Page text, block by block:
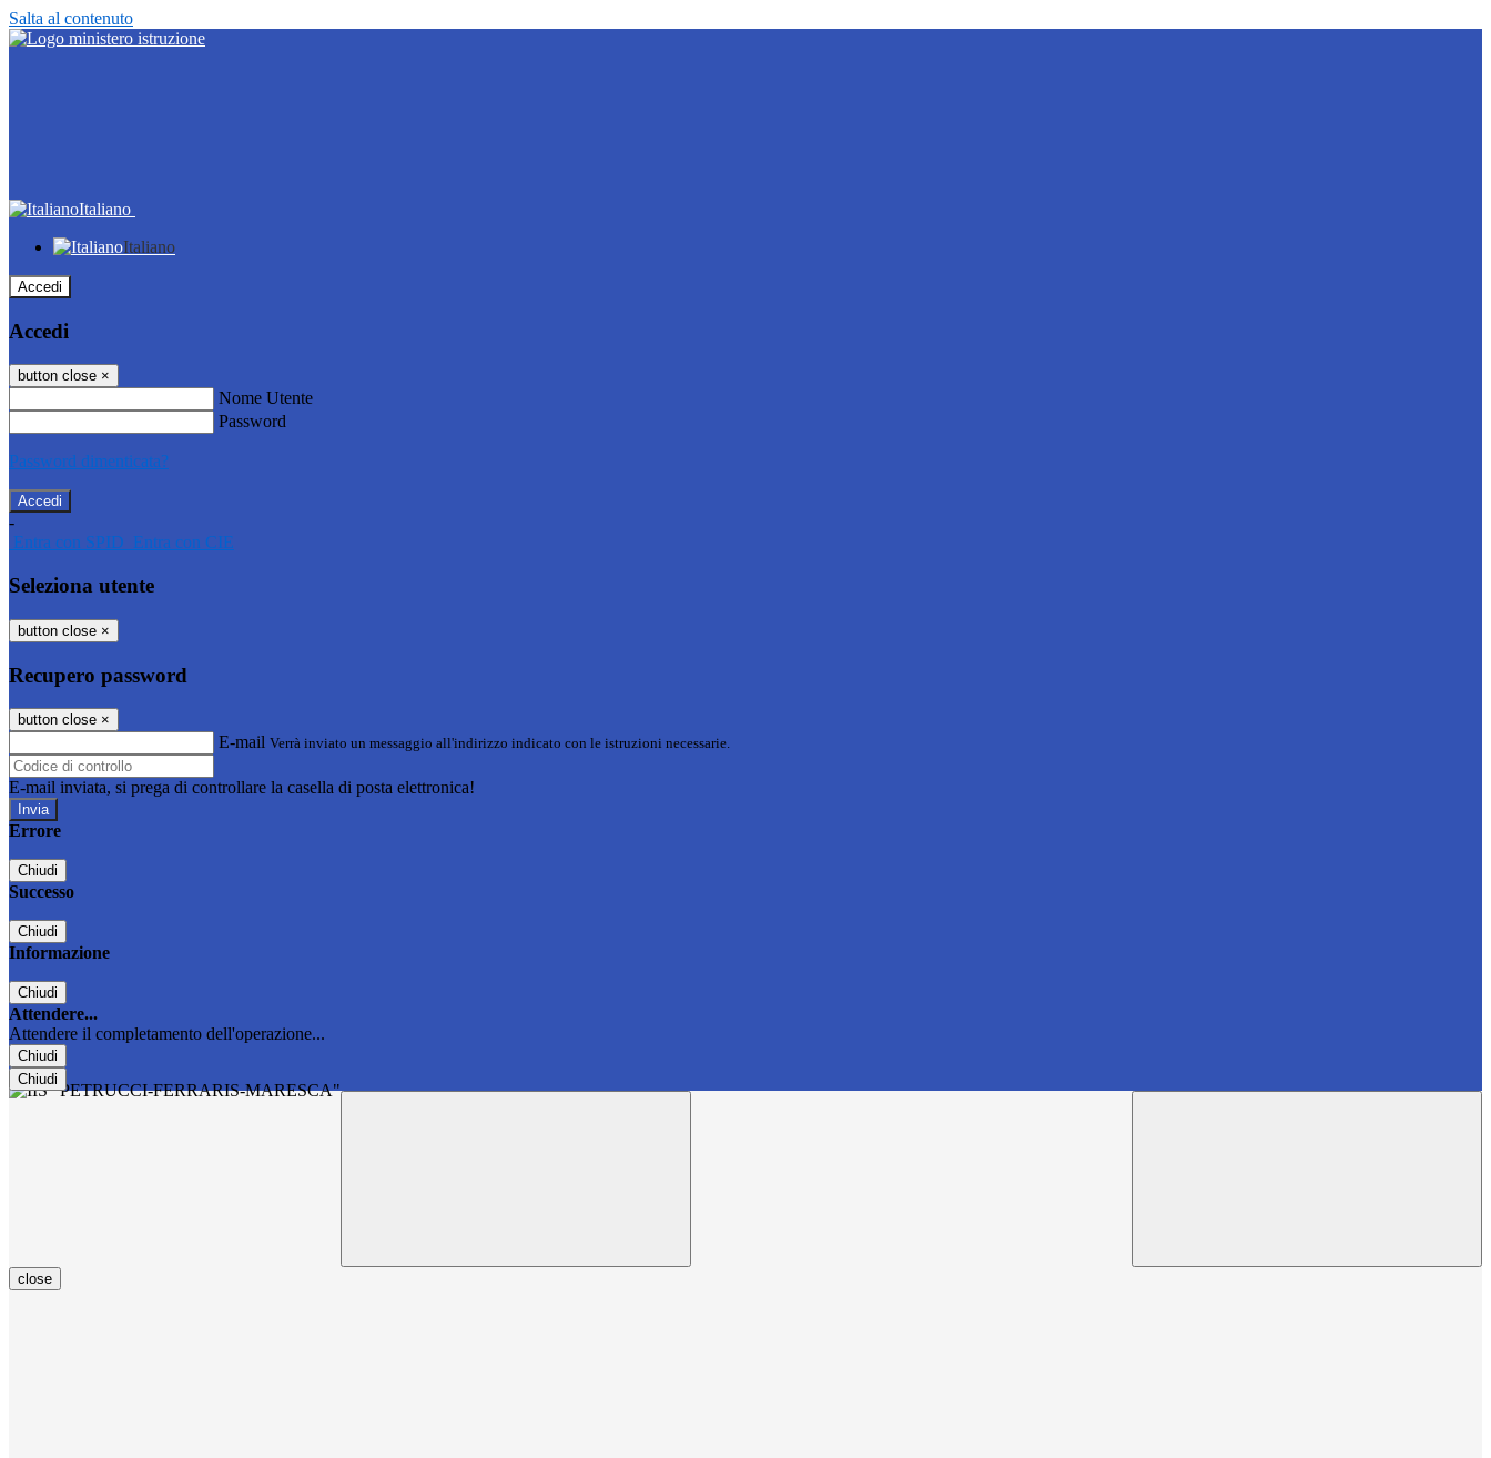
Salta al contenuto
Italiano
Italiano
Accedi
Accedi
button close ×
Nome Utente
Password
Password dimenticata?
-
Entra con SPID Entra con CIE
Seleziona utente
button close ×
Recupero password
button close ×
E-mail Verrà inviato un messaggio all'indirizzo indicato con le istruzioni necessarie.
E-mail inviata, si prega di controllare la casella di posta elettronica!
Errore
Chiudi
Successo
Chiudi
Informazione
Chiudi
Attendere...
Attendere il completamento dell'operazione...
Chiudi
Chiudi
close